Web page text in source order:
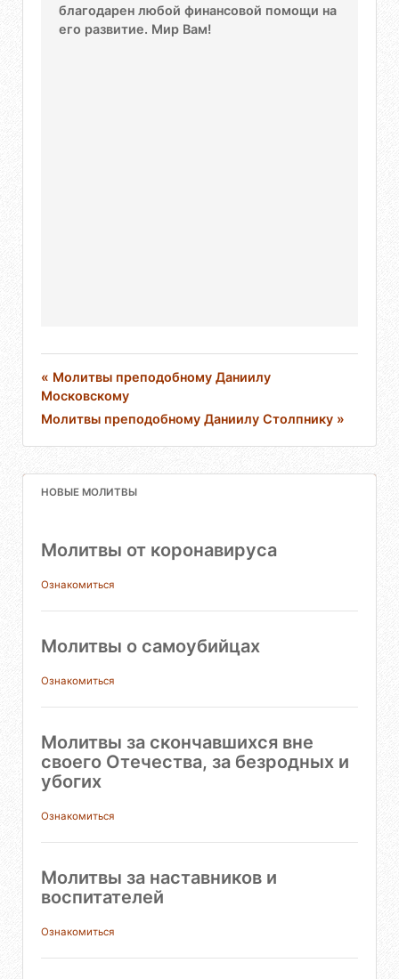
благодарен любой финансовой помощи на
его развитие. Мир Вам!
« Молитвы преподобному Даниилу
Московскому
Молитвы преподобному Даниилу Столпнику »
НОВЫЕ МОЛИТВЫ
Молитвы от коронавируса
Ознакомиться
Молитвы о самоубийцах
Ознакомиться
Молитвы за скончавшихся вне
своего Отечества, за безродных и
убогих
Ознакомиться
Молитвы за наставников и
воспитателей
Ознакомиться